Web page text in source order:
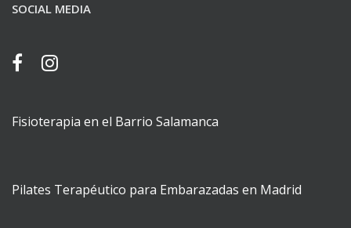
SOCIAL MEDIA
Fisioterapia en el Barrio Salamanca
Pilates Terapéutico para Embarazadas en Madrid